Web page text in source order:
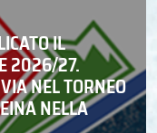
IL
2026/27.
NEL TORNEO
NELLA